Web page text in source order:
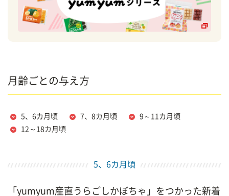
月齢ごとの与え方
5、6カ月頃 7、8カ月頃
9～11カ月頃
12～18カ月頃
5、6カ月頃
「yumyum産直うらごしかぼちゃ」をつかった新着